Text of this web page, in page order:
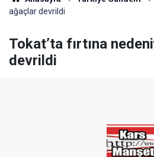
ağaçlar devrildi
Tokat’ta fırtına
devrildi